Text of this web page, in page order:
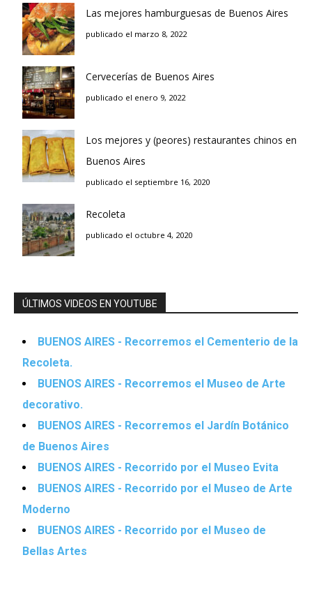
Las mejores hamburguesas de Buenos Aires
publicado el marzo 8, 2022
Cervecerías de Buenos Aires
publicado el enero 9, 2022
Los mejores y (peores) restaurantes chinos en
Buenos Aires
publicado el septiembre 16, 2020
Recoleta
publicado el octubre 4, 2020
ÚLTIMOS VIDEOS EN YOUTUBE
BUENOS AIRES - Recorremos el Cementerio de la
Recoleta.
BUENOS AIRES - Recorremos el Museo de Arte
decorativo.
BUENOS AIRES - Recorremos el Jardín Botánico
de Buenos Aires
BUENOS AIRES - Recorrido por el Museo Evita
BUENOS AIRES - Recorrido por el Museo de Arte
Moderno
BUENOS AIRES - Recorrido por el Museo de
Bellas Artes